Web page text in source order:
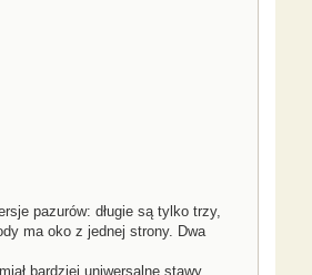
pazurów: długie są tylko trzy,
ma oko z jednej strony. Dwa
bardziej uniwersalne stawy